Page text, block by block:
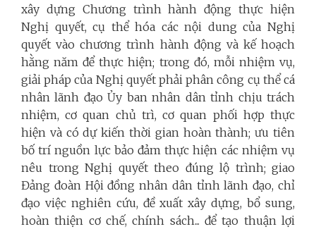
xây dựng Chương trình hành động thực hiện
Nghị quyết, cụ thể hóa các nội dung của Nghị
quyết vào chương trình hành động và kế hoạch
hằng năm để thực hiện; trong đó, mỗi nhiệm vụ,
giải pháp của Nghị quyết phải phân công cụ thể cá
nhân lãnh đạo Ủy ban nhân dân tỉnh chịu trách
nhiệm, cơ quan chủ trì, cơ quan phối hợp thực
hiện và có dự kiến thời gian hoàn thành; ưu tiên
bố trí nguồn lực bảo đảm thực hiện các nhiệm vụ
nêu trong Nghị quyết theo đúng lộ trình; giao
Đảng đoàn Hội đồng nhân dân tỉnh lãnh đạo, chỉ
đạo việc nghiên cứu, đề xuất xây dựng, bổ sung,
hoàn thiện cơ chế, chính sách... để tạo thuận lợi